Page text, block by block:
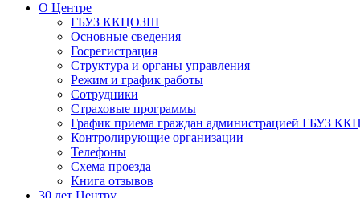
О Центре
ГБУЗ ККЦОЗШ
Основные сведения
Госрегистрация
Структура и органы управления
Режим и график работы
Сотрудники
Страховые программы
График приема граждан администрацией ГБУЗ
Контролирующие организации
Телефоны
Схема проезда
Книга отзывов
30 лет Центру